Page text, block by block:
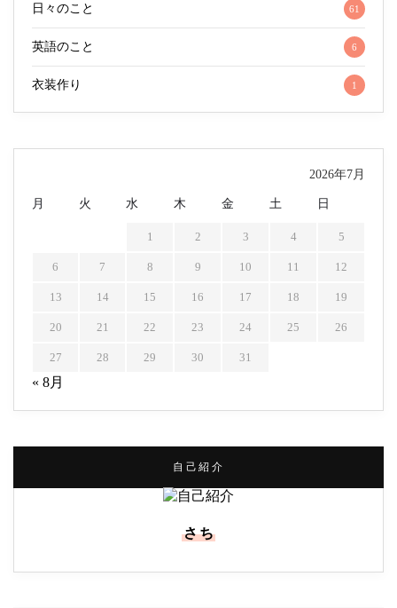
日々のこと 61
英語のこと 6
衣装作り 1
2026年7月
月 火 水 木 金 土 日
1 2 3 4 5
6 7 8 9 10 11 12
13 14 15 16 17 18 19
20 21 22 23 24 25 26
27 28 29 30 31
« 8月
自己紹介
さち